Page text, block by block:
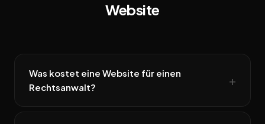
Website
Was kostet eine Website für einen
Rechtsanwalt?